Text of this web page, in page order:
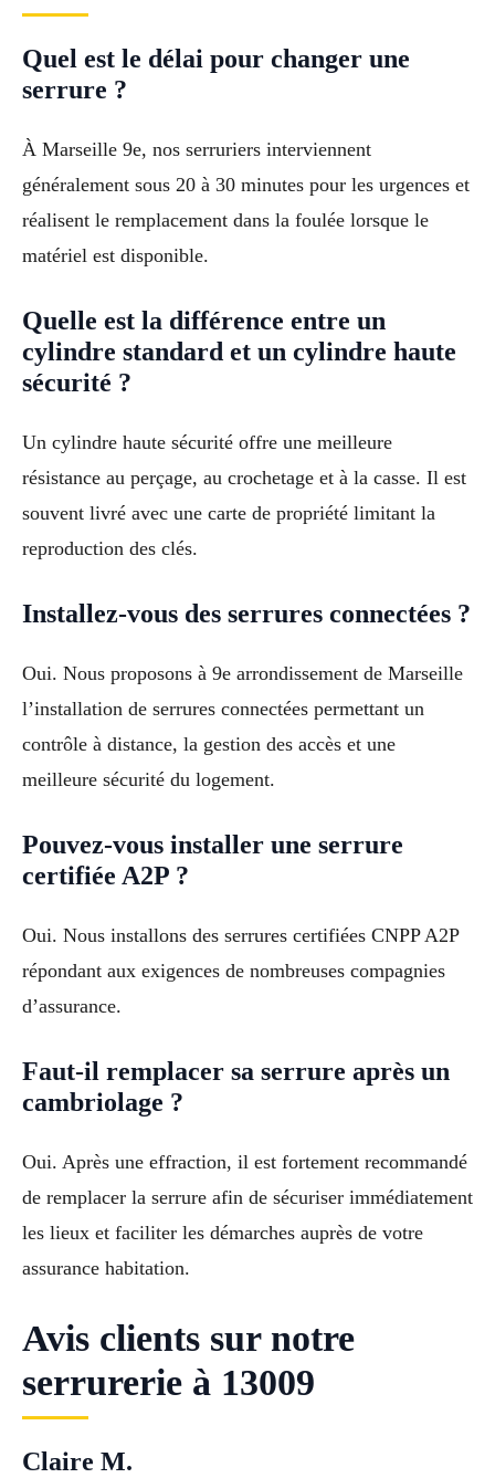
Quel est le délai pour changer une
serrure ?
À Marseille 9e, nos serruriers interviennent
généralement sous 20 à 30 minutes pour les urgences et
réalisent le remplacement dans la foulée lorsque le
matériel est disponible.
Quelle est la différence entre un
cylindre standard et un cylindre haute
sécurité ?
Un cylindre haute sécurité offre une meilleure
résistance au perçage, au crochetage et à la casse. Il est
souvent livré avec une carte de propriété limitant la
reproduction des clés.
Installez-vous des serrures connectées ?
Oui. Nous proposons à 9e arrondissement de Marseille
l’installation de serrures connectées permettant un
contrôle à distance, la gestion des accès et une
meilleure sécurité du logement.
Pouvez-vous installer une serrure
certifiée A2P ?
Oui. Nous installons des serrures certifiées CNPP A2P
répondant aux exigences de nombreuses compagnies
d’assurance.
Faut-il remplacer sa serrure après un
cambriolage ?
Oui. Après une effraction, il est fortement recommandé
de remplacer la serrure afin de sécuriser immédiatement
les lieux et faciliter les démarches auprès de votre
assurance habitation.
Avis clients sur notre
serrurerie à 13009
Claire M.